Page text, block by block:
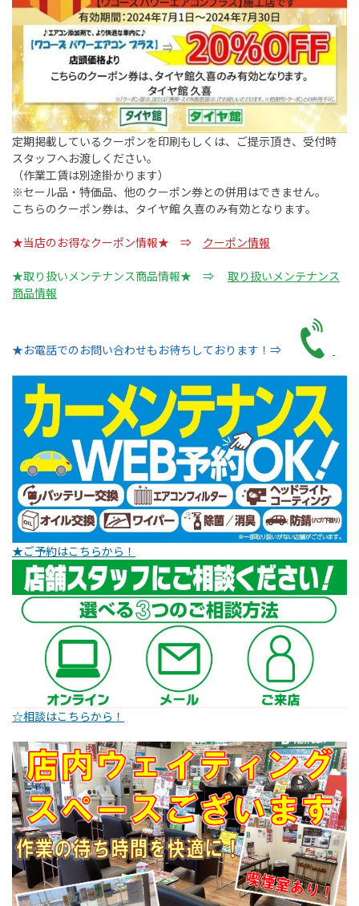
定期掲載しているクーポンを印刷もしくは、ご提示頂き、受付時
スタッフへお渡しください。
（作業工賃は別途掛かります）
※セール品・特価品、他のクーポン券との併用はできません。
こちらのクーポン券は、タイヤ館 久喜のみ有効となります。
★当店のお得なクーポン情報★ ⇒ クーポン情報
★取り扱いメンテナンス商品情報★ ⇒
取り扱いメンテナンス
商品情報
★お電話でのお問い合わせもお待ちしております！⇒
★ご予約はこちらから！
☆相談はこちらから！